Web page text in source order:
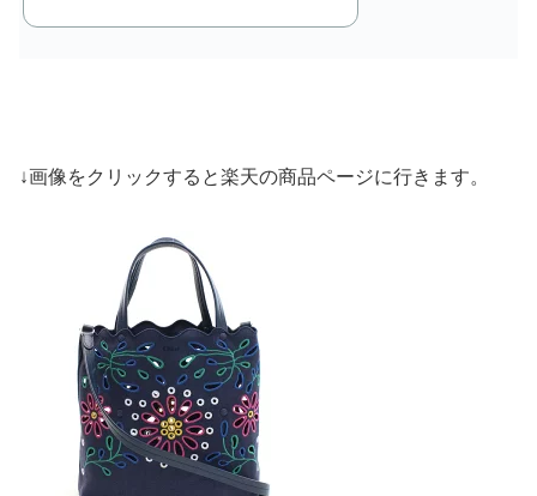
↓画像をクリックすると楽天の商品ページに行きます。